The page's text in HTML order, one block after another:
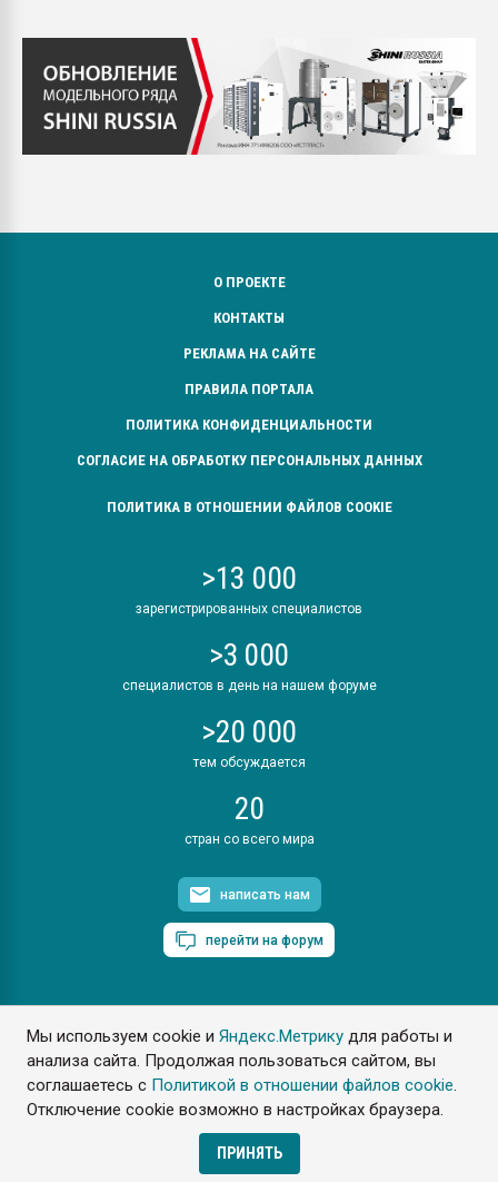
Мы используем cookie иЯндекс.Метрику для работы и
анализа сайта. Продолжая пользоваться сайтом, вы
соглашаетесь с Политикой в отношении файлов cookie.
Отключение cookie возможно в настройках браузера.
ПРИНЯТЬ
О ПРОЕКТЕ
КОНТАКТЫ
РЕКЛАМА НА САЙТЕ
ПРАВИЛА ПОРТАЛА
ПОЛИТИКА КОНФИДЕНЦИАЛЬНОСТИ
СОГЛАСИЕ НА ОБРАБОТКУ ПЕРСОНАЛЬНЫХ ДАННЫХ
ПОЛИТИКА В ОТНОШЕНИИ ФАЙЛОВ COOKIE
>13 000
зарегистрированных специалистов
>3 000
специалистов в день на нашем форуме
>20 000
тем обсуждается
20
стран со всего мира
написать нам
перейти на форум
ПластЭксперт © 2006. Все права защищены
Разрешается копирование материалов сайта с обязательной
ссылкой на www.e-plastic.ru
Разработка сайта